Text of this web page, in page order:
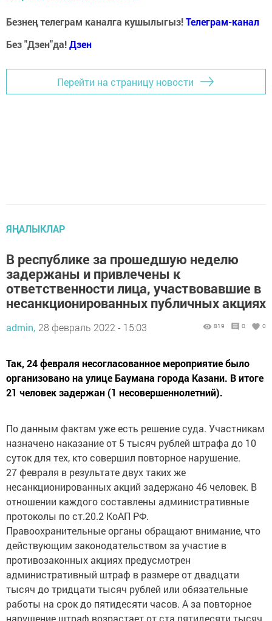
Безнең телеграм каналга кушылыгыз!Телеграм-канал
Без "Дзен"да!Дзен
Перейти на страницу новости
ЯҢАЛЫКЛАР
В республике за прошедшую неделю
задержаны и привлечены к
ответственности лица, участвовавшие в
несанкционированных публичных акциях
admin, 28 февраль 2022 - 15:03 819 0 0
Так, 24 февраля несогласованное мероприятие было
организовано на улице Баумана города Казани. В итоге
21 человек задержан (1 несовершеннолетний).
По данным фактам уже есть решение суда. Участникам
назначено наказание от 5 тысяч рублей штрафа до 10
суток для тех, кто совершил повторное нарушение.
27 февраля в результате двух таких же
несанкционированных акций задержано 46 человек. В
отношении каждого составлены административные
протоколы по ст.20.2 КоАП РФ.
Правоохранительные органы обращают внимание, что
действующим законодательством за участие в
противозаконных акциях предусмотрен
административный штраф в размере от двадцати
тысяч до тридцати тысяч рублей или обязательные
работы на срок до пятидесяти часов. А за повторное
нарушение штраф возрастает от ста пятидесяти тысяч